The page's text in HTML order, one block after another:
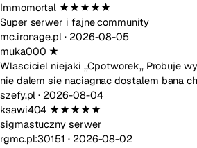
Immomortal ★★★★★
Super serwer i fajne community
mc.ironage.pl · 2026-08-05
muka000 ★
Wlasciciel niejaki ,,Cpotworek,, Probuje
nie dalem sie naciagnac dostalem bana
szefy.pl · 2026-08-04
ksawi404 ★★★★★
sigmastuczny serwer
rgmc.pl:30151 · 2026-08-02